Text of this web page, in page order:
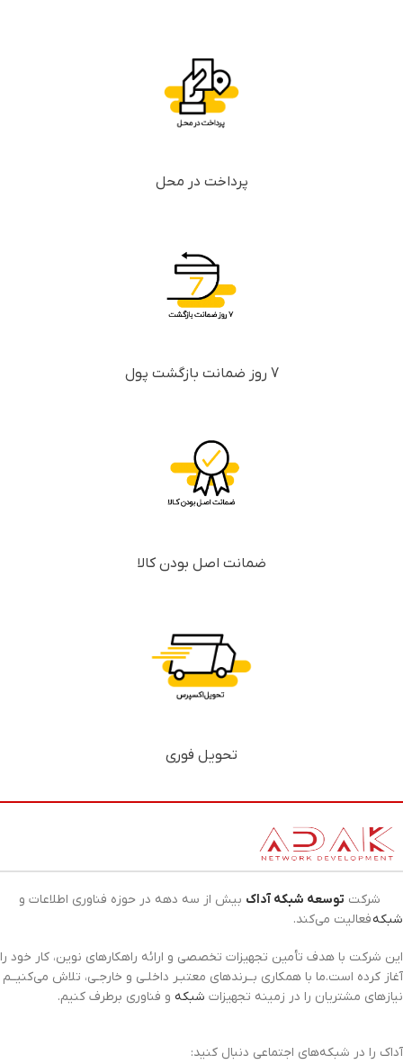
پرداخت در محل
7 روز ضمانت بازگشت پول
ضمانت اصل بودن کالا
تحویل فوری
شرکت توسعه شبکه آداک بیش از سه دهه در حوزه فناوری اطلاعات و
شبکهفعالیت می‌کند.
این شرکت با هدف تأمین تجهیزات تخصصی و ارائه راهکارهای نوین، کار خود را
آغاز کرده است.ما با همکاری بــرندهای معتبـر داخلـی و خارجـی، تلاش می‌کنیــم
نیازهای مشتریان را در زمینه تجهیزات شبکه و فناوری برطرف کنیم.
آداک را در شبکه‌های اجتماعی دنبال کنید: